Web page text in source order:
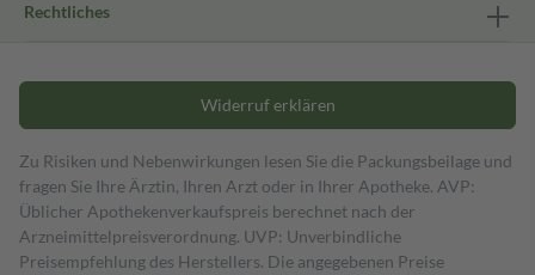
Rechtliches
Widerruf erklären
Zu Risiken und Nebenwirkungen lesen Sie die Packungsbeilage und
fragen Sie Ihre Ärztin, Ihren Arzt oder in Ihrer Apotheke. AVP:
Üblicher Apothekenverkaufspreis berechnet nach der
Arzneimittelpreisverordnung. UVP: Unverbindliche
Preisempfehlung des Herstellers. Die angegebenen Preise